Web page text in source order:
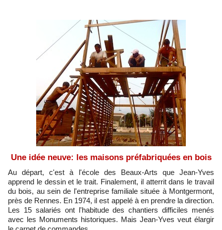
Une idée neuve: les maisons préfabriquées en bois
Au départ, c'est à l'école des Beaux-Arts que Jean-Yves
apprend le dessin et le trait. Finalement, il atterrit dans le travail
du bois, au sein de l'entreprise familiale située à Montgermont,
près de Rennes. En 1974, il est appelé à en prendre la direction.
Les 15 salariés ont l'habitude des chantiers difficiles menés
avec les Monuments historiques. Mais Jean-Yves veut élargir